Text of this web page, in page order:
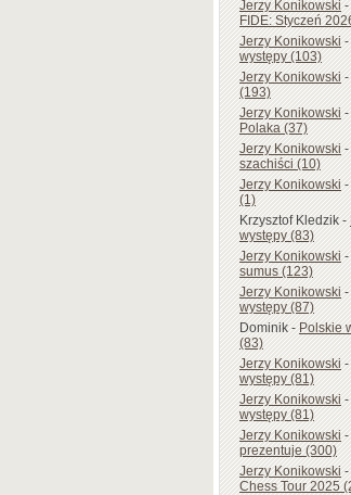
Jerzy Konikowski-
FIDE: Styczeń
Jerzy Konikowski-
występy (103)
Jerzy Konikowski-
(193)
Jerzy Konikowski-
Polaka (37)
Jerzy Konikowski-
szachiści (10)
Jerzy Konikowski-
(1)
Krzysztof Kledzik-
występy (83)
Jerzy Konikowski-
sumus (123)
Jerzy Konikowski-
występy (87)
Dominik-Polskie
(83)
Jerzy Konikowski-
występy (81)
Jerzy Konikowski-
występy (81)
Jerzy Konikowski-
prezentuje (300)
Jerzy Konikowski-
Chess Tour 2025